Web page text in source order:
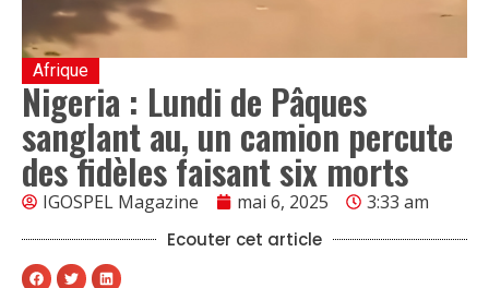
Afrique
Nigeria : Lundi de Pâques
sanglant au, un camion percute
des fidèles faisant six morts
IGOSPEL Magazine mai 6, 2025 3:33 am
Ecouter cet article